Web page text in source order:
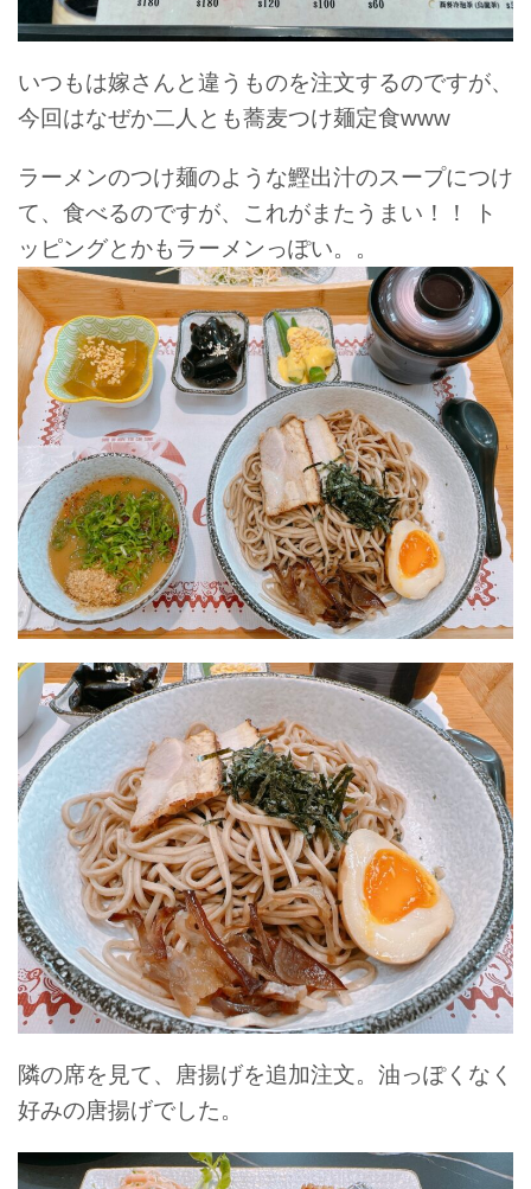
いつもは嫁さんと違うものを注文するのですが、
今回はなぜか二人とも蕎麦つけ麺定食www
ラーメンのつけ麺のような鰹出汁のスープにつけ
て、食べるのですが、これがまたうまい！！
ト
ッピングとかもラーメンっぽい。。
隣の席を見て、唐揚げを追加注文。油っぽくなく
好みの唐揚げでした。